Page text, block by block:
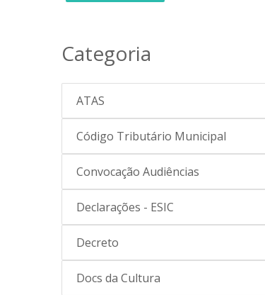
Categoria
ATAS
Código Tributário Municipal
Convocação Audiências
Declarações - ESIC
Decreto
Docs da Cultura